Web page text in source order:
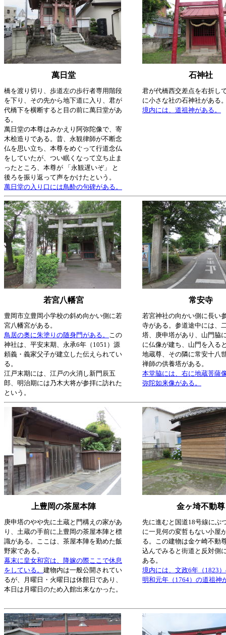
萬日堂 石神社
橋を渡り切り、歩道左の歩行者専用階段
を下り、その先から地下道に入り、君が
代橋下を横断すると目の前に萬日堂があ
る。
萬日堂の本尊はみかえり阿弥陀像で、寄
木桧造りである。昔、永観律師が不断念
仏を思い立ち、本尊をめぐって行道念仏
をしていたが、つい眠くなって立ち止ま
ったところ、本尊が 「永観遅いぞ」 と
後ろを振り返って声をかけたという。
萬日堂の入り口には鳥酔の句碑がある。
君が代橋西交差点を右折し
に小さな社の石神社がある
境内には、道祖神がある。
若宮八幡宮 常安寺
豊岡市立豊岡小学校の斜め向かい側に若
宮八幡宮がある。
鳥居の奥に朱塗りの随身門がある。 この
神社は、平安末期、永承6年（1051）源
頼義・義家父子が建立した伝えられてい
る。
江戸末期には、江戸の火消し新門辰五
郎、明治期には乃木大将が参拝に訪れた
という。
若宮神社の向かい側に長い
寺がある。参道途中には、
塔、庚申塔があり、山門脇
に仏像が建ち、山門を入る
地蔵尊、その隣に常安十八
禅師の供養塔がある。
本堂脇には、右に地蔵菩薩
弥陀如来像がある。
上豊岡の茶屋本陣 金ヶ埼不動尊
庚申塔のやや先に土蔵と門構えの家があ
り、土蔵の手前に上豊岡の茶屋本陣と標
識がある。ここは、茶屋本陣を勤めた飯
野家である。
幕末に皇女和宮は、降嫁の際ここで休息
をしている。 建物内は一般公開されてい
るが、月曜日・火曜日は休館日であり、
本日は月曜日のため入館出来なかった。
先に進むと国道18号線にぶ
に一見何の変哲もない小屋
る。この建物は金ケ崎不動
込んでみると街道と反対側
ある。
境内には、文政6年（1823
明和元年（1764）の道祖神